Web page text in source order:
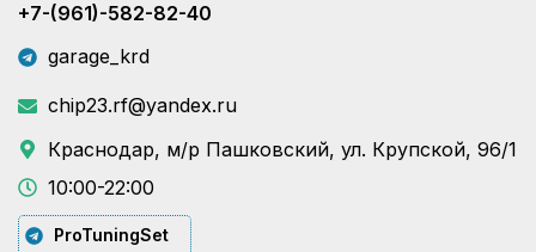
+7-(961)-582-82-40
garage_krd
chip23.rf@yandex.ru
Краснодар, м/р Пашковский, ул. Крупской, 96/1
10:00-22:00
ProTuningSet